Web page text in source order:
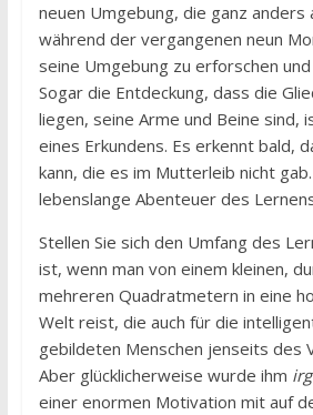
neuen Umgebung, die ganz anders
während der vergangenen neun
seine Umgebung zu erforschen
Sogar die Entdeckung, dass die
liegen, seine Arme und Beine sind,
eines Erkundens. Es erkennt bald,
kann, die es im Mutterleib nicht
lebenslange Abenteuer des
Stellen Sie sich den Umfang des
ist, wenn man von einem kleinen,
mehreren Quadratmetern in eine
Welt reist, die auch für die
gebildeten Menschen jenseits des
Aber glücklicherweise wurde ihm
einer enormen Motivation mit auf